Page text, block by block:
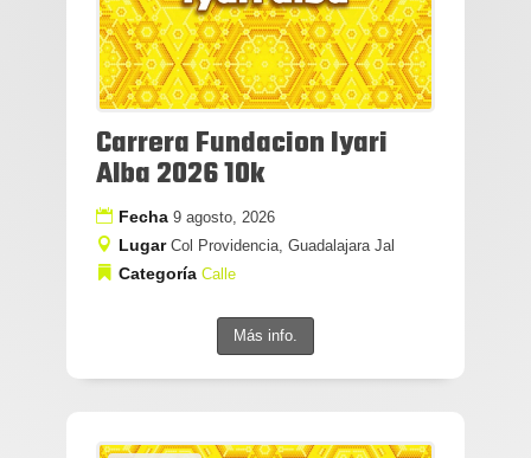
Carrera Fundacion Iyari
Alba 2026 10k
Fecha 9 agosto, 2026
Lugar Col Providencia, Guadalajara Jal
Categoría Calle
Más info.